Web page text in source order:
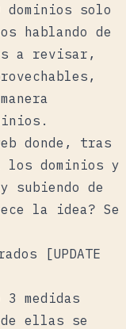
dominios solo
hablando de
a revisar,
donde, tras
los dominios y
subiendo de
la idea? Se
[UPDATE
3 medidas
ellas se